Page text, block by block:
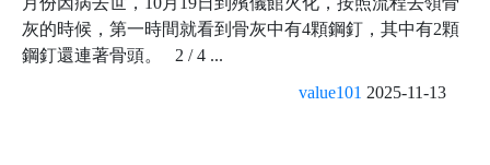
灰的時候，第一時間就看到骨灰中有4顆鋼釘，其中有2顆
鋼釘還連著骨頭。 2 / 4 ...
value101 2025-11-13